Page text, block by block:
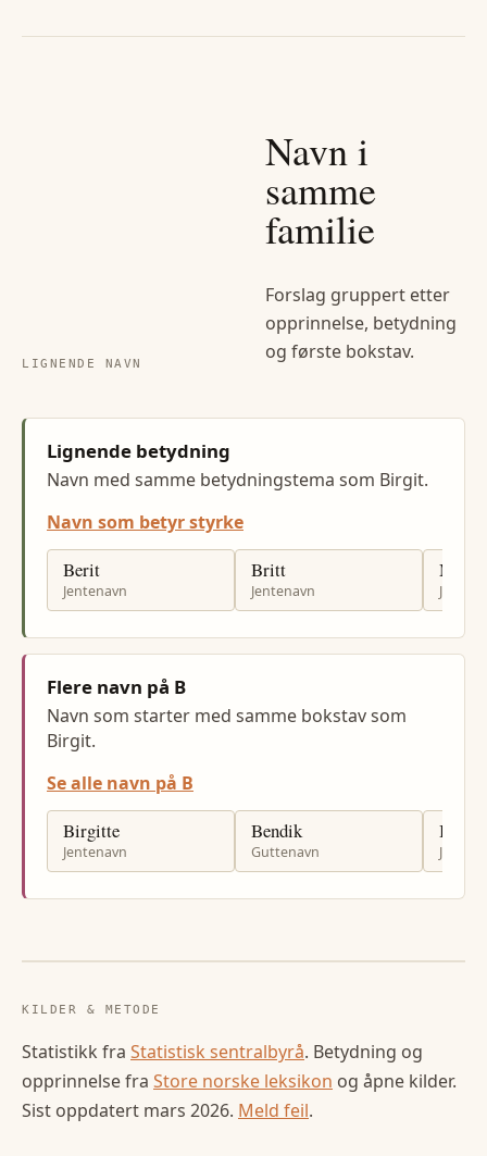
LIGNENDE NAVN
Navn i
samme
familie
Forslag gruppert etter
opprinnelse, betydning
og første bokstav.
Lignende betydning
Navn med samme betydningstema som Birgit.
Navn som betyr styrke
Berit
Jentenavn
Britt
Jentenavn
Flere navn på B
Navn som starter med samme bokstav som
Birgit.
Se alle navn på B
Birgitte
Jentenavn
Bendik
Guttenavn
KILDER & METODE
Statistikk fra Statistisk sentralbyrå. Betydning og
opprinnelse fra Store norske leksikon og åpne kilder.
Sist oppdatert mars 2026. Meld feil.